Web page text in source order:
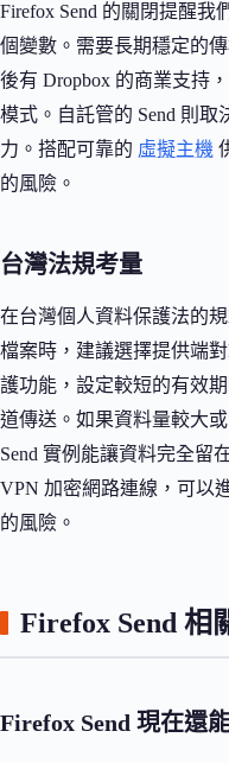
Firefox Send 的關閉提醒
個變數。需要長期穩定的傳
後有 Dropbox 的商業支持
模式。自託管的 Send 則
力。搭配可靠的 虛擬主機
的風險。
台灣法規考量
在台灣個人資料保護法的
檔案時，建議選擇提供端
護功能，設定較短的有效
道傳送。如果資料量較大
Send 實例能讓資料完全留
VPN 加密網路連線，可以
的風險。
Firefox Send 相
Firefox Send 現在還